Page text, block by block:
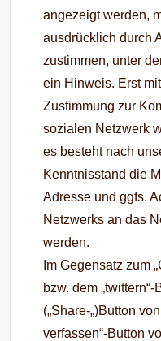
angezeigt werden,
ausdrücklich durch
zustimmen, unter
ein Hinweis. Erst
Zustimmung zur
sozialen Netzwerk
es besteht nach
Kenntnisstand die
Adresse und ggfs.
Netzwerks an das
werden.
Im Gegensatz zum
bzw. dem
(„Share-„)Button
verfassen“-Button